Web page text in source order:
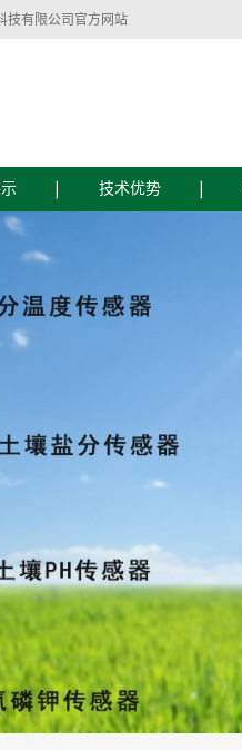
技有限公司官方网站
农业土壤墒情监测仪器、水位雨量监测
智慧水文水利设备
技术优势
服务流程